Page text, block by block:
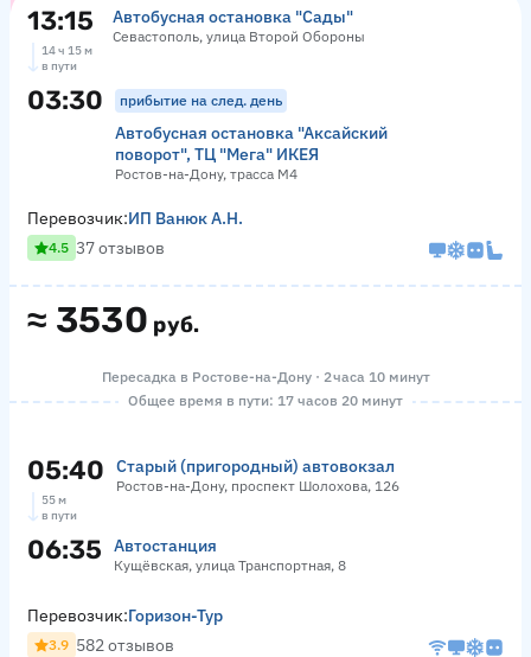
13:15 Автобусная остановка "Сады"
Севастополь, улица Второй Обороны
14 ч 15 м
в пути
03:30 прибытие на след. день
Автобусная остановка "Аксайский
поворот", ТЦ "Мега" ИКЕЯ
Ростов-на-Дону, трасса М4
≈ 3530 руб.
Перевозчик:ИП Ванюк А.Н.
4.5 37 отзывов
Пересадка в Ростове-на-Дону · 2 часа 10 минут
Общее время в пути: 17 часов 20 минут
05:40 Старый (пригородный) автовокзал
Ростов-на-Дону, проспект Шолохова, 126
55 м
в пути
06:35 Автостанция
Кущёвская, улица Транспортная, 8
Перевозчик:Горизон-Тур
3.9 582 отзывов